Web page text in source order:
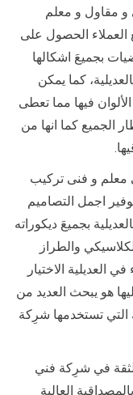
و مقاول و معلم
الحصول على
بجميعَ اشكالها
كما يمكن
فيها مما تعطى
الجميع كما انها من
معلم و فنى تركيب
اجمل التصاميم
بجميعَ ديكوراته
والطراز
العديلية الاختيار
هو يبحث العديد من
التي تستخدمها شرِكة
في شرِكة فني
العالية